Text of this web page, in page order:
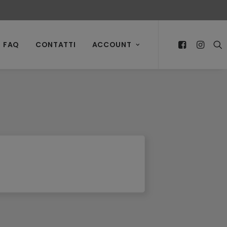
FAQ CONTATTI ACCOUNT